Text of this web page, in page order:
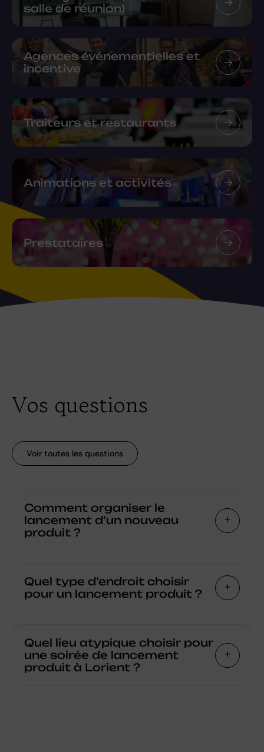
salle de réunion)
Agences événementielles et
incentive
Traiteurs et restaurants
Animations et activités
Prestataires
Vos questions
Voir toutes les questions
Comment organiser le
lancement d’un nouveau
produit ?
Quel type d’endroit choisir
pour un lancement produit ?
Quel lieu atypique choisir pour
une soirée de lancement
produit à Lorient ?